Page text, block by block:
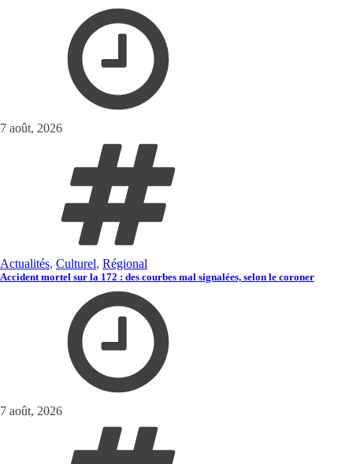
7 août, 2026
Actualités, Culturel, Régional
Accident mortel sur la 172 : des courbes mal signalées, selon le coroner
7 août, 2026